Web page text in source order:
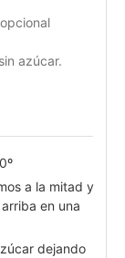
opcional
azúcar.
a la mitad y
en una
dejando